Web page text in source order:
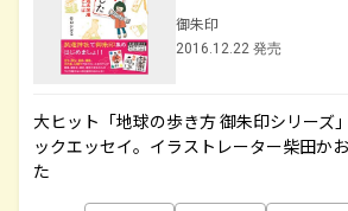
御朱印
2016.12.22 発売
大ヒット「地球の歩き方 御朱印シリーズ
ックエッセイ。イラストレーター柴田か
た